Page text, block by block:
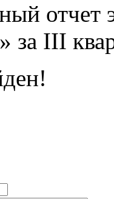
отчет
III